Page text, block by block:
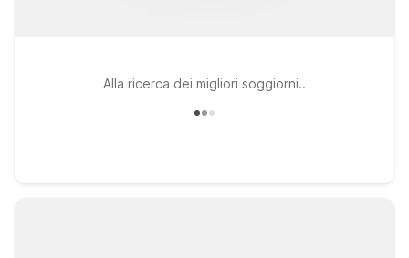
Alla ricerca dei migliori soggiorni..